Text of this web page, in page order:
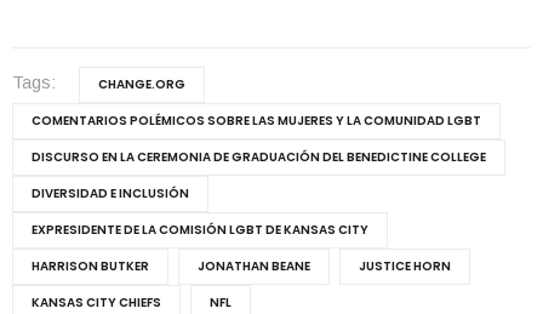
Tags:
CHANGE.ORG
COMENTARIOS POLÉMICOS SOBRE LAS MUJERES Y LA COMUNIDAD LGBT
DISCURSO EN LA CEREMONIA DE GRADUACIÓN DEL BENEDICTINE COLLEGE
DIVERSIDAD E INCLUSIÓN
EXPRESIDENTE DE LA COMISIÓN LGBT DE KANSAS CITY
HARRISON BUTKER
JONATHAN BEANE
JUSTICE HORN
KANSAS CITY CHIEFS
NFL